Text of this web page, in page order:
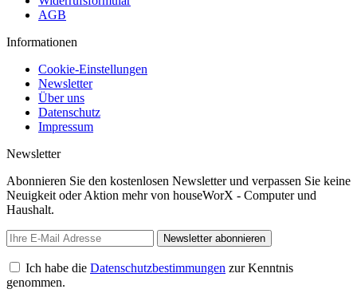
AGB
Informationen
Cookie-Einstellungen
Newsletter
Über uns
Datenschutz
Impressum
Newsletter
Abonnieren Sie den kostenlosen Newsletter und verpassen Sie keine
Neuigkeit oder Aktion mehr von houseWorX - Computer und
Haushalt.
Newsletter abonnieren
Ich habe die Datenschutzbestimmungen zur Kenntnis
genommen.